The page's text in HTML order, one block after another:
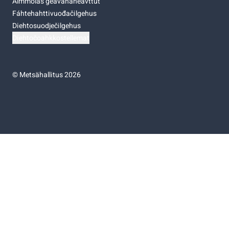
Fáhtehahttivuođačilgehus
Diehtosuodječilgehus
©Metsähallitus 2026